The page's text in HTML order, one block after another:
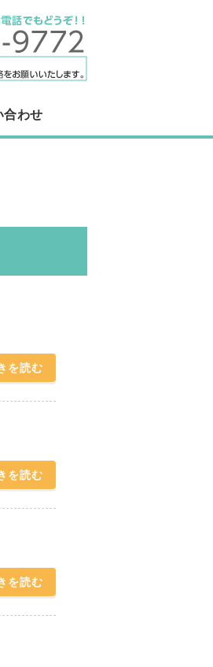
提供しているお店
合わせ
を読む
を読む
を読む